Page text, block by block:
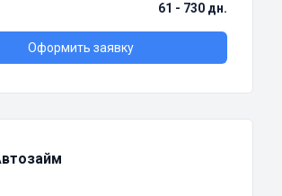
61 - 730 дн.
Оформить заявку